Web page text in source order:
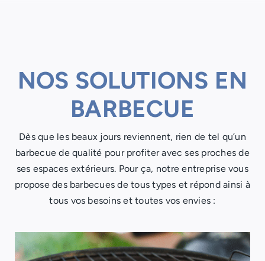
NOS SOLUTIONS EN
BARBECUE
Dès que les beaux jours reviennent, rien de tel qu’un
barbecue de qualité pour profiter avec ses proches de
ses espaces extérieurs. Pour ça, notre entreprise vous
propose des barbecues de tous types et répond ainsi à
tous vos besoins et toutes vos envies :